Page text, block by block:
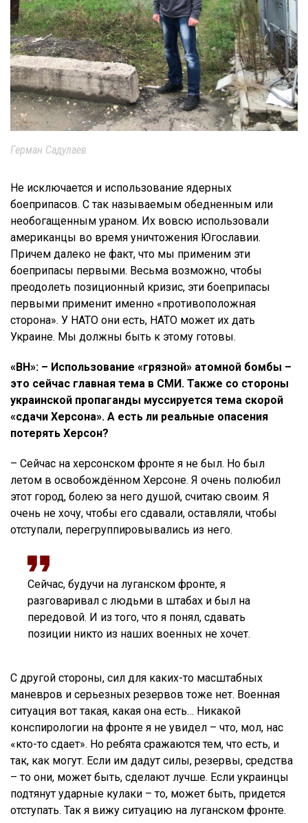
Герман Садулаев
Не исключается и использование ядерных
боеприпасов. С так называемым обедненным или
необогащенным ураном. Их вовсю использовали
американцы во время уничтожения Югославии.
Причем далеко не факт, что мы применим эти
боеприпасы первыми. Весьма возможно, чтобы
преодолеть позиционный кризис, эти боеприпасы
первыми применит именно «противоположная
сторона». У НАТО они есть, НАТО может их дать
Украине. Мы должны быть к этому готовы.
«ВН»: – Использование «грязной» атомной бомбы –
это сейчас главная тема в СМИ. Также со стороны
украинской пропаганды муссируется тема скорой
«сдачи Херсона». А есть ли реальные опасения
потерять Херсон?
– Сейчас на херсонском фронте я не был. Но был
летом в освобождённом Херсоне. Я очень полюбил
этот город, болею за него душой, считаю своим. Я
очень не хочу, чтобы его сдавали, оставляли, чтобы
отступали, перегруппировывались из него.
Сейчас, будучи на луганском фронте, я
разговаривал с людьми в штабах и был на
передовой. И из того, что я понял, сдавать
позиции никто из наших военных не хочет.
С другой стороны, сил для каких-то масштабных
маневров и серьезных резервов тоже нет. Военная
ситуация вот такая, какая она есть… Никакой
конспирологии на фронте я не увидел – что, мол, нас
«кто-то сдает». Но ребята сражаются тем, что есть, и
так, как могут. Если им дадут силы, резервы, средства
– то они, может быть, сделают лучше. Если украинцы
подтянут ударные кулаки – то, может быть, придется
отступать. Так я вижу ситуацию на луганском фронте.